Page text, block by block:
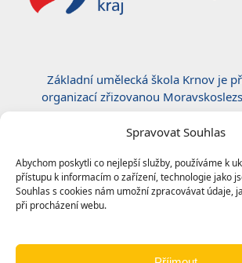
Spravovat Souhlas
Abychom poskytli co nejlepší služby, používáme k
přístupu k informacím o zařízení, technologie jako
Souhlas s cookies nám umožní zpracovávat údaje,
při procházení webu.
Základní umělecká škola Krnov je
organizací zřizovanou
Certifikace ČSN EN ISO